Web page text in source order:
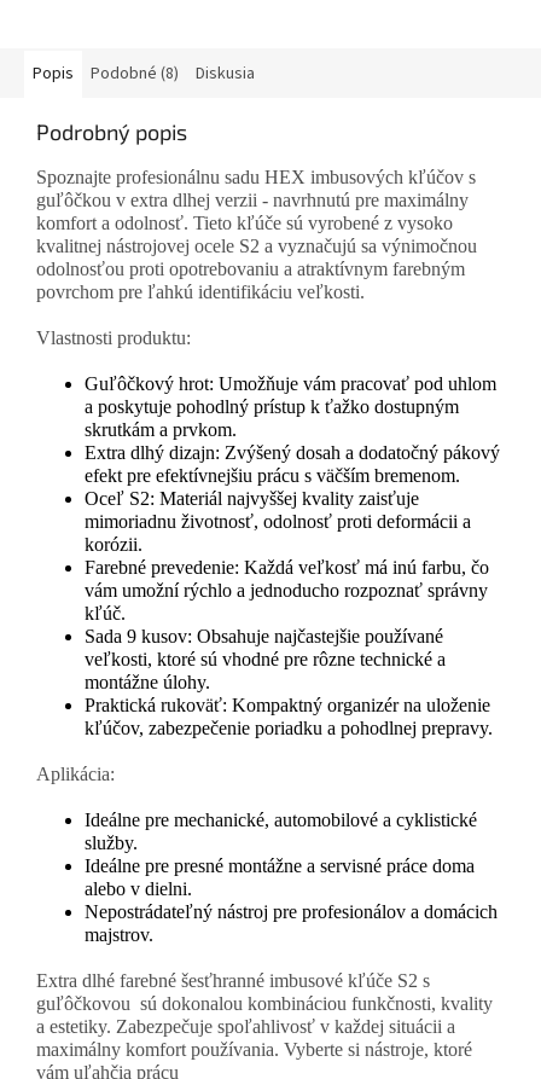
Popis Podobné (8) Diskusia
Podrobný popis
Spoznajte profesionálnu sadu HEX imbusových kľúčov s
guľôčkou v extra dlhej verzii - navrhnutú pre maximálny
komfort a odolnosť. Tieto kľúče sú vyrobené z vysoko
kvalitnej nástrojovej ocele S2 a vyznačujú sa výnimočnou
odolnosťou proti opotrebovaniu a atraktívnym farebným
povrchom pre ľahkú identifikáciu veľkosti.
Vlastnosti produktu:
Guľôčkový hrot: Umožňuje vám pracovať pod uhlom
a poskytuje pohodlný prístup k ťažko dostupným
skrutkám a prvkom.
Extra dlhý dizajn: Zvýšený dosah a dodatočný pákový
efekt pre efektívnejšiu prácu s väčším bremenom.
Oceľ S2: Materiál najvyššej kvality zaisťuje
mimoriadnu životnosť, odolnosť proti deformácii a
korózii.
Farebné prevedenie: Každá veľkosť má inú farbu, čo
vám umožní rýchlo a jednoducho rozpoznať správny
kľúč.
Sada 9 kusov: Obsahuje najčastejšie používané
veľkosti, ktoré sú vhodné pre rôzne technické a
montážne úlohy.
Praktická rukoväť: Kompaktný organizér na uloženie
kľúčov, zabezpečenie poriadku a pohodlnej prepravy.
Aplikácia:
Ideálne pre mechanické, automobilové a cyklistické
služby.
Ideálne pre presné montážne a servisné práce doma
alebo v dielni.
Nepostrádateľný nástroj pre profesionálov a domácich
majstrov.
Extra dlhé farebné šesťhranné imbusové kľúče S2 s
guľôčkovou sú dokonalou kombináciou funkčnosti, kvality
a estetiky. Zabezpečuje spoľahlivosť v každej situácii a
maximálny komfort používania. Vyberte si nástroje, ktoré
vám uľahčia prácu